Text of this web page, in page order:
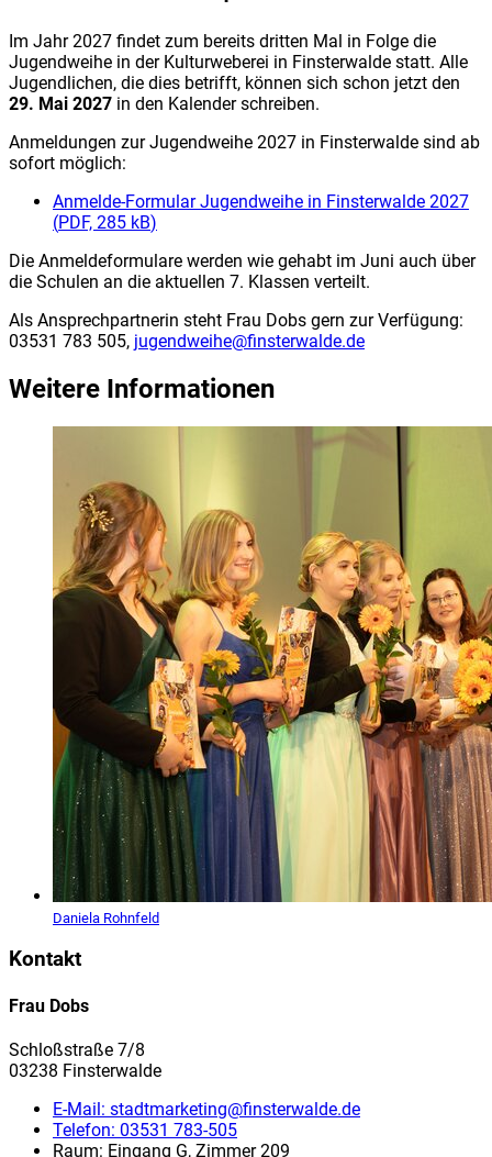
Im Jahr 2027 findet zum bereits dritten Mal in Folge die
Jugendweihe in der Kulturweberei in Finsterwalde statt. Alle
Jugendlichen, die dies betrifft, können sich schon jetzt den
29. Mai 2027 in den Kalender schreiben.
Anmeldungen zur Jugendweihe 2027 in Finsterwalde sind ab
sofort möglich:
Anmelde-Formular Jugendweihe in Finsterwalde 2027
(PDF, 285 kB)
Die Anmeldeformulare werden wie gehabt im Juni auch über
die Schulen an die aktuellen 7. Klassen verteilt.
Als Ansprechpartnerin steht Frau Dobs gern zur Verfügung:
03531 783 505, jugendweihe@finsterwalde.de
Weitere Informationen
Daniela Rohnfeld
Kontakt
Frau Dobs
Schloßstraße 7/8
03238 Finsterwalde
E-Mail: stadtmarketing@finsterwalde.de
Telefon: 03531 783-505
Raum: Eingang G, Zimmer 209